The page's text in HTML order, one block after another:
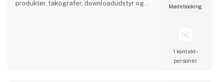
produkter, takografer, downloadudstyr og
Møde­booking
1 kontakt­
personer